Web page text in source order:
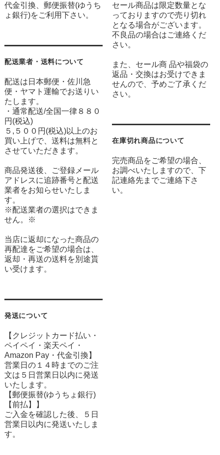
代金引換、郵便振替(ゆうち
ょ銀行)をご利用下さい。
配送業者・送料について
配送は日本郵便・佐川急
便・ヤマト運輸でお送りい
たします。
・通常配送/全国一律８８０
円(税込)
５,５００円(税込)以上のお
買い上げで、送料は無料と
させていただきます。
商品発送後、ご登録メール
アドレスに追跡番号と配送
業者をお知らせいたしま
す。
※配送業者の選択はできま
せん。※
当店に返却になった商品の
再配達をご希望の場合は、
返却・再送の送料を別途貰
い受けます。
発送について
【クレジットカード払い・
ペイペイ・楽天ペイ・
Amazon Pay・ 代金引換】
営業日の１４時までのご注
文は５日営業日以内に発送
いたします。
【郵便振替(ゆうちょ銀行)
【前払】】
ご入金を確認した後、５日
営業日以内に発送いたしま
す。
セール商品は限定数量とな
っておりますので売り切れ
となる場合がございます。
不良品の場合はご連絡くだ
さい。
また、セール商 品や福袋の
返品・交換はお受けできま
せんので、予めご了承くだ
さい。
在庫切れ商品について
完売商品をご希望の場合、
お調べいたしますので、下
記連絡先までご連絡下さ
い。